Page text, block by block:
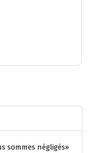
sommes négligés»